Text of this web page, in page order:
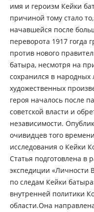
имя и героизм Кейки
причиной тому стало
начавшейся после
переворота 1917 гогда
против нового
батыра, несмотря на
сохранился в народных
художественных
героя началось после
советской власти и
независимости.
очивидцев того
исследования о Кейки
Статья подготовлена в
экспедиции «Личности
по следам Кейки
внутренней политики
области.Она